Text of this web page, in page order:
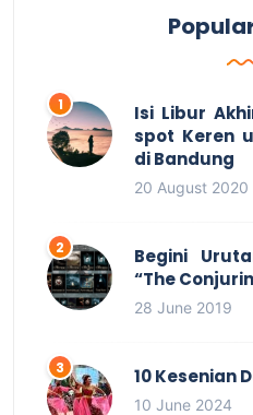
Isi Libur
spot Keren
di Bandung
20 August 2020
Begini
“The
28 June 2019
10 Kesenian
10 June 2024